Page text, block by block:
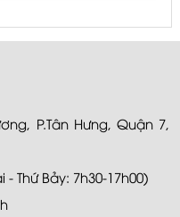
P.Tân Hưng, Quận 7,
- Thứ Bảy: 7h30-17h00)